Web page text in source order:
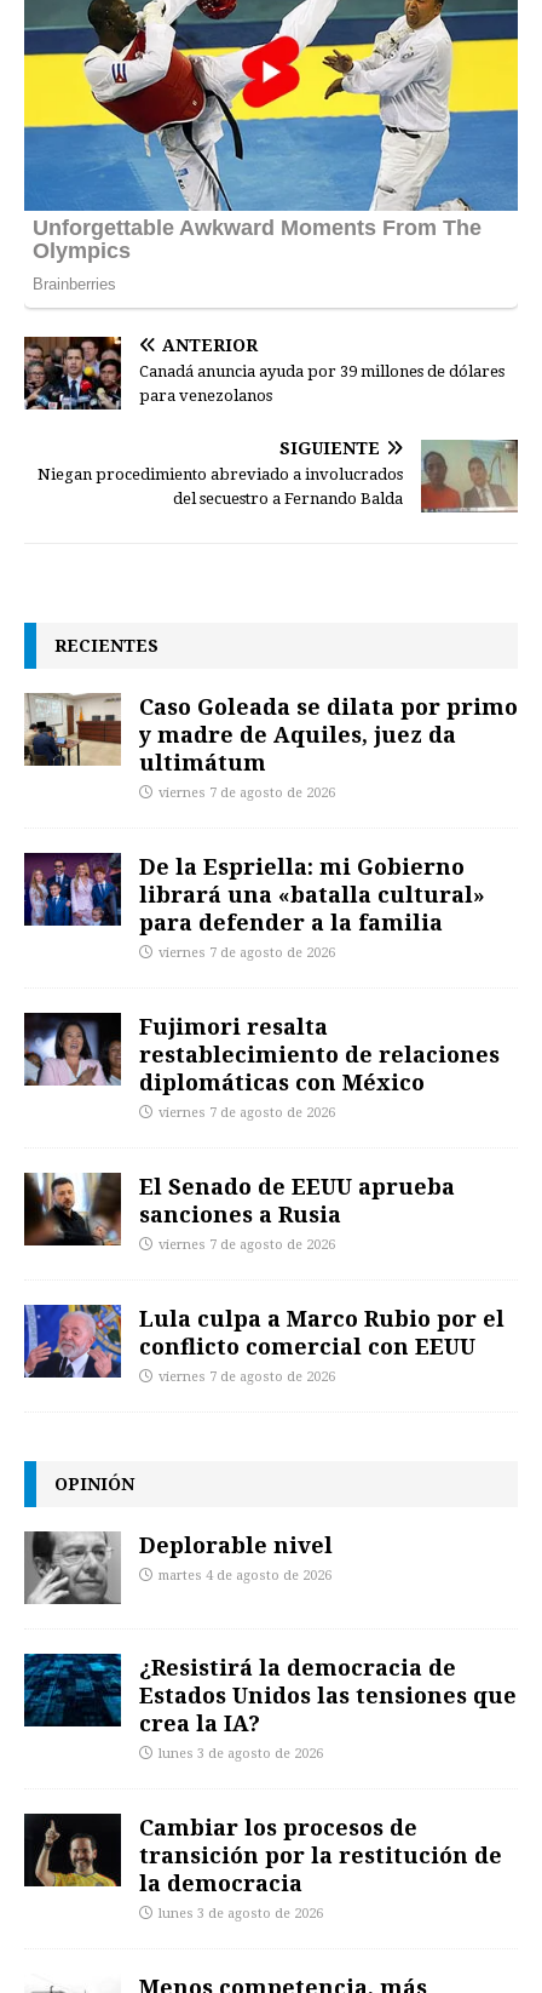
ANTERIOR
Canadá anuncia ayuda por 39 millones de dólares
para venezolanos
SIGUIENTE
Niegan procedimiento abreviado a involucrados
del secuestro a Fernando Balda
RECIENTES
Caso Goleada se dilata por primo
y madre de Aquiles, juez da
ultimátum
viernes 7 de agosto de 2026
De la Espriella: mi Gobierno
librará una «batalla cultural»
para defender a la familia
viernes 7 de agosto de 2026
Fujimori resalta
restablecimiento de relaciones
diplomáticas con México
viernes 7 de agosto de 2026
El Senado de EEUU aprueba
sanciones a Rusia
viernes 7 de agosto de 2026
Lula culpa a Marco Rubio por el
conflicto comercial con EEUU
viernes 7 de agosto de 2026
OPINIÓN
Deplorable nivel
martes 4 de agosto de 2026
¿Resistirá la democracia de
Estados Unidos las tensiones que
crea la IA?
lunes 3 de agosto de 2026
Cambiar los procesos de
transición por la restitución de
la democracia
lunes 3 de agosto de 2026
Menos competencia, más